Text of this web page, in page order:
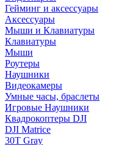
Гейминг и аксессуары
Аксессуары
Мыши и Клавиатуры
Клавиатуры
Мыши
Роутеры
Наушники
Видеокамеры
Умные часы, браслеты
Игровые Наушники
Квадрокоптеры DJI
DJI Matrice
30T Gray